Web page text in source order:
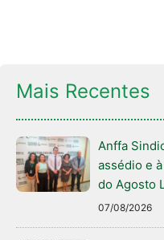
Mais Recentes
Anffa
assédio e
do Agosto
07/08/2026